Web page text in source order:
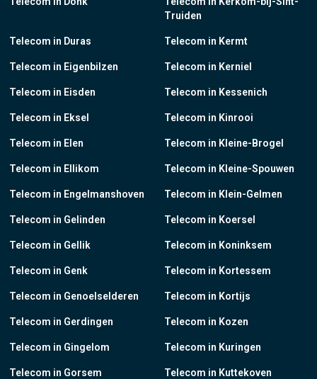
Telecom in Duras
Telecom in Eigenbilzen
Telecom in Eisden
Telecom in Eksel
Telecom in Elen
Telecom in Ellikom
Telecom in Engelmanshoven
Telecom in Gelinden
Telecom in Gellik
Telecom in Genk
Telecom in Genoelselderen
Telecom in Gerdingen
Telecom in Gingelom
Telecom in Gorsem
Truiden
Telecom in Kermt
Telecom in Kerniel
Telecom in Kessenich
Telecom in Kinrooi
Telecom in Kleine-Brogel
Telecom in Kleine-Spouwen
Telecom in Klein-Gelmen
Telecom in Koersel
Telecom in Koninksem
Telecom in Kortessem
Telecom in Kortijs
Telecom in Kozen
Telecom in Kuringen
Telecom in Kuttekoven